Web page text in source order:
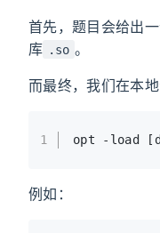
首先，题目会给出
库 .so 。
而最终，我们在本地
1 opt -load
例如：